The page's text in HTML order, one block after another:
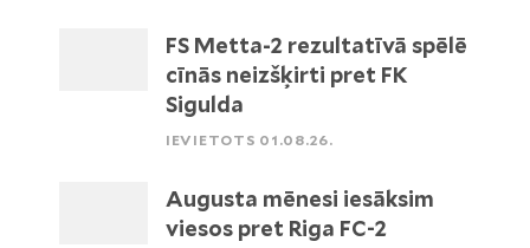
FS Metta-2 rezultatīvā spēlē
cīnās neizšķirti pret FK
Sigulda
IEVIETOTS 01.08.26.
Augusta mēnesi iesāksim
viesos pret Riga FC-2